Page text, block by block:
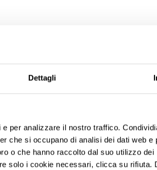
Dettagli
per analizzare il nostro traffico.
che si occupano di analisi dei dati web e
o che hanno raccolto dal suo utilizzo
solo i cookie necessari, clicca su rifiuta.
in 8 episodi condotto dalla
chiave: tecniche diagnostiche,
clinici e strumenti per la
e ottimizzato per la
ambiente dedicato ha garantito